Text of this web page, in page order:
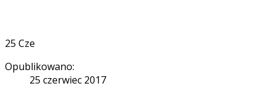
25 Cze
Opublikowano:
25 czerwiec 2017